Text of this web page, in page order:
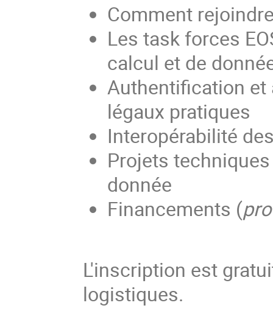
Comment
Les task forces
calcul et de
Authentification
légaux pratiques
Interopérabilité
Projets
donnée
Financements (
L'inscription est
logistiques.